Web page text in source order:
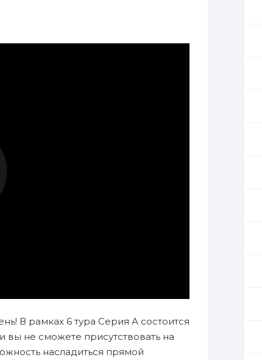
В рамках 6 тура Серия А состоится
не сможете присутствовать на
насладиться прямой